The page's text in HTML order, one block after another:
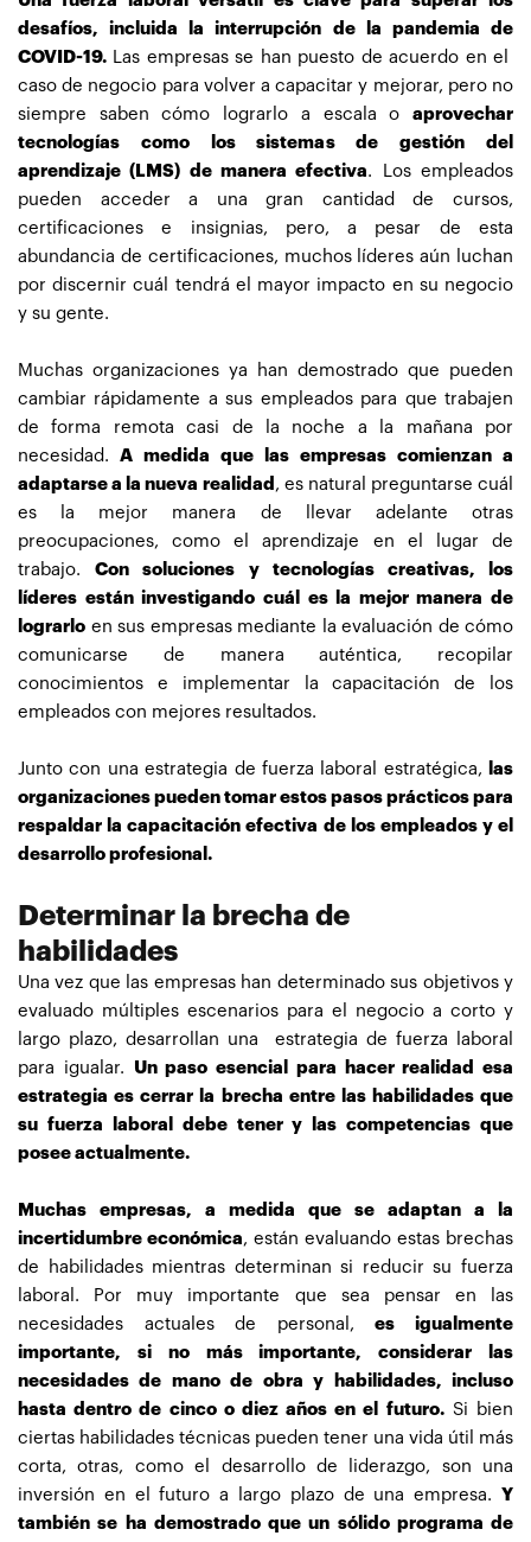
desafíos, incluida la interrupción de la pandemia de
COVID-19. Las empresas se han puesto de acuerdo en el
caso de negocio para volver a capacitar y mejorar, pero no
siempre saben cómo lograrlo a escala o aprovechar
tecnologías como los sistemas de gestión del
aprendizaje (LMS) de manera efectiva. Los empleados
pueden acceder a una gran cantidad de cursos,
certificaciones e insignias, pero, a pesar de esta
abundancia de certificaciones, muchos líderes aún luchan
por discernir cuál tendrá el mayor impacto en su negocio
y su gente.
Muchas organizaciones ya han demostrado que pueden
cambiar rápidamente a sus empleados para que trabajen
de forma remota casi de la noche a la mañana por
necesidad. A medida que las empresas comienzan a
adaptarse a la nueva realidad , es natural preguntarse cuál
es la mejor manera de llevar adelante otras
preocupaciones, como el aprendizaje en el lugar de
trabajo.Con soluciones y tecnologías creativas, los
líderes están investigando cuál es la mejor manera de
lograrlo en sus empresas mediante la evaluación de cómo
comunicarse de manera auténtica, recopilar
conocimientos e implementar la capacitación de los
empleados con mejores resultados.
Junto con una estrategia de fuerza laboral estratégica,
las
organizaciones pueden tomar estos pasos prácticos para
respaldar la capacitación efectiva de los empleados y el
desarrollo profesional.
Determinar la brecha de
habilidades
Una vez que las empresas han determinado sus objetivos y
evaluado múltiples escenarios para el negocio a corto y
largo plazo, desarrollan una estrategia de fuerza laboral
para igualar. Un paso esencial para hacer realidad esa
estrategia es cerrar la brecha entre las habilidades que
su fuerza laboral debe tener y las competencias que
posee actualmente.
Muchas empresas, a medida que se adaptan a la
incertidumbre económica, están evaluando estas brechas
de habilidades mientras determinan si reducir su fuerza
laboral. Por muy importante que sea pensar en las
necesidades actuales de personal,es igualmente
importante, si no más importante, considerar las
necesidades de mano de obra y habilidades, incluso
hasta dentro de cinco o diez años en el futuro.Si bien
ciertas habilidades técnicas pueden tener una vida útil más
corta, otras, como el desarrollo de liderazgo, son una
inversión en el futuro a largo plazo de una empresa. Y
también se ha demostrado que un sólido programa de